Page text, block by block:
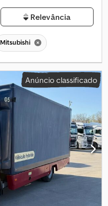
Relevância
Mitsubishi
Anúncio classificado